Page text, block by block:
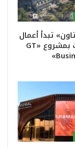
تبدأ أعمال
الإنشاءات بمشروع «GT